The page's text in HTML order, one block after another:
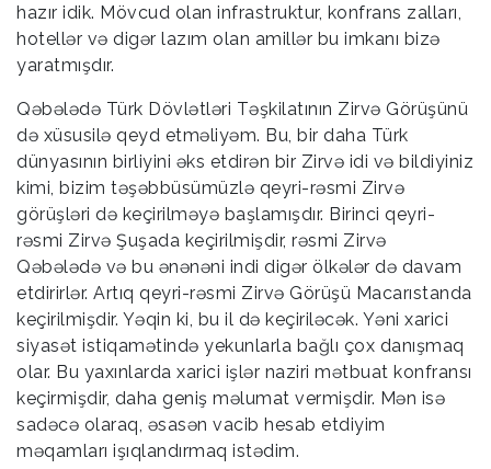
hazır idik. Mövcud olan infrastruktur, konfrans zalları,
hotellər və digər lazım olan amillər bu imkanı bizə
yaratmışdır.
Qəbələdə Türk Dövlətləri Təşkilatının Zirvə Görüşünü
də xüsusilə qeyd etməliyəm. Bu, bir daha Türk
dünyasının birliyini əks etdirən bir Zirvə idi və bildiyiniz
kimi, bizim təşəbbüsümüzlə qeyri-rəsmi Zirvə
görüşləri də keçirilməyə başlamışdır. Birinci qeyri-
rəsmi Zirvə Şuşada keçirilmişdir, rəsmi Zirvə
Qəbələdə və bu ənənəni indi digər ölkələr də davam
etdirirlər. Artıq qeyri-rəsmi Zirvə Görüşü Macarıstanda
keçirilmişdir. Yəqin ki, bu il də keçiriləcək. Yəni xarici
siyasət istiqamətində yekunlarla bağlı çox danışmaq
olar. Bu yaxınlarda xarici işlər naziri mətbuat konfransı
keçirmişdir, daha geniş məlumat vermişdir. Mən isə
sadəcə olaraq, əsasən vacib hesab etdiyim
məqamları işıqlandırmaq istədim.